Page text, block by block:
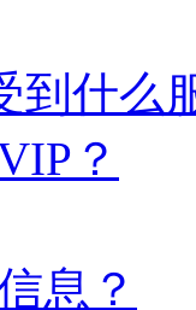
到什么
？
息？